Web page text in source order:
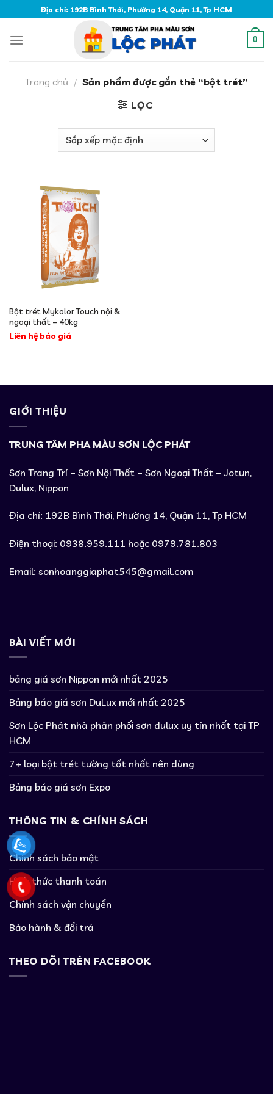
to
content
Địa chỉ: 192B Bình Thới, Phường 14, Quận 11, Tp HCM
0
Trang chủ / Sản phẩm được gắn thẻ “bột trét”
LỌC
Bột trét Mykolor Touch nội &
ngoại thất – 40kg
Liên hệ báo giá
GIỚI THIỆU
TRUNG TÂM PHA MÀU SƠN LỘC PHÁT
Sơn Trang Trí – Sơn Nội Thất – Sơn Ngoại Thất – Jotun,
Dulux, Nippon
Địa chỉ: 192B Bình Thới, Phường 14, Quận 11, Tp HCM
Điện thoại: 0938.959.111 hoặc 0979.781.803
Email: sonhoanggiaphat545@gmail.com
BÀI VIẾT MỚI
bảng giá sơn Nippon mới nhất 2025
Bảng báo giá sơn DuLux mới nhất 2025
Sơn Lộc Phát nhà phân phối sơn dulux uy tín nhất tại TP
HCM
7+ loại bột trét tường tốt nhất nên dùng
Bảng báo giá sơn Expo
THÔNG TIN & CHÍNH SÁCH
Chính sách bảo mật
Hình thức thanh toán
Chính sách vận chuyển
Bảo hành & đổi trả
THEO DÕI TRÊN FACEBOOK